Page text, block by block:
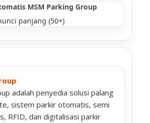
MSM Parking Group
panjang (50+)
adalah penyedia solusi palang
sistem parkir otomatis, semi
RFID, dan digitalisasi parkir